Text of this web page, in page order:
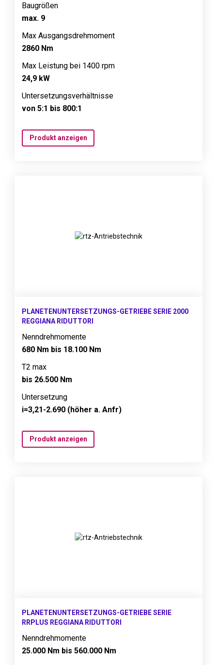
Baugrößen
max. 9
Max Ausgangsdrehmoment
2860 Nm
Max Leistung bei 1400 rpm
24,9 kW
Untersetzungsverhältnisse
von 5:1 bis 800:1
Produkt anzeigen
PLANETENUNTERSETZUNGS-GETRIEBE SERIE 2000
REGGIANA RIDUTTORI
Nenndrehmomente
680 Nm bis 18.100 Nm
T2 max
bis 26.500 Nm
Untersetzung
i=3,21-2.690 (höher a. Anfr)
Produkt anzeigen
PLANETENUNTERSETZUNGS-GETRIEBE SERIE
RRPLUS REGGIANA RIDUTTORI
Nenndrehmomente
25.000 Nm bis 560.000 Nm